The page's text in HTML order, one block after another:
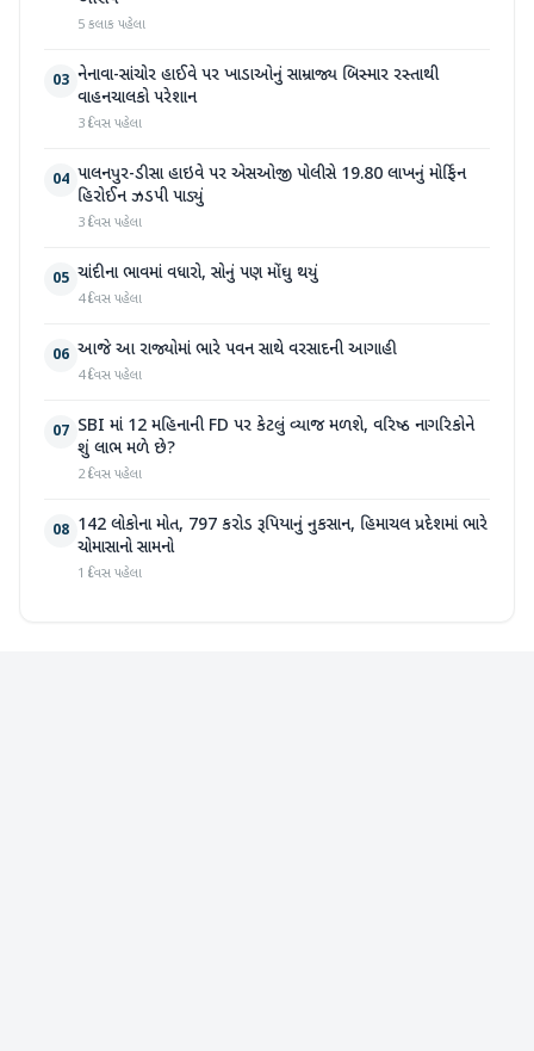
5 કલાક પહેલા
03 નેનાવા-સાંચોર હાઈવે પર ખાડાઓનું સામ્રાજ્ય બિસ્માર રસ્તાથી
વાહનચાલકો પરેશાન
3 દિવસ પહેલા
04 પાલનપુર-ડીસા હાઇવે પર એસઓજી પોલીસે 19.80 લાખનું મોર્ફિન
હિરોઈન ઝડપી પાડ્યું
3 દિવસ પહેલા
05 ચાંદીના ભાવમાં વધારો, સોનું પણ મોંઘુ થયું
4 દિવસ પહેલા
06 આજે આ રાજ્યોમાં ભારે પવન સાથે વરસાદની આગાહી
4 દિવસ પહેલા
07 SBI માં 12 મહિનાની FD પર કેટલું વ્યાજ મળશે, વરિષ્ઠ નાગરિકોને
શું લાભ મળે છે?
2 દિવસ પહેલા
08 142 લોકોના મોત, 797 કરોડ રૂપિયાનું નુકસાન, હિમાચલ પ્રદેશમાં ભારે
ચોમાસાનો સામનો
1 દિવસ પહેલા